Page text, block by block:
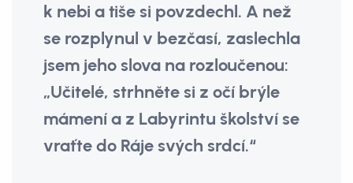
k nebi a tiše si povzdechl. A než
se rozplynul v bezčasí, zaslechla
jsem jeho slova na rozloučenou:
„Učitelé, strhněte si z očí brýle
mámení a z Labyrintu školství se
vraťte do Ráje svých srdcí.“